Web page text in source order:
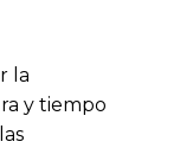
la
y tiempo